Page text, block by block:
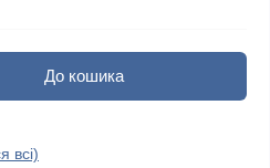
До кошика
всі)